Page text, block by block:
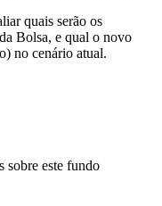
quais serão os
Bolsa, e qual o novo
no cenário atual.
sobre este fundo